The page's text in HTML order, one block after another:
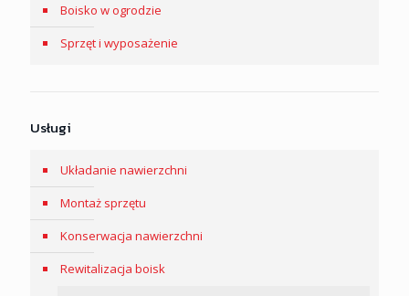
Boisko w ogrodzie
Sprzęt i wyposażenie
Usługi
Układanie nawierzchni
Montaż sprzętu
Konserwacja nawierzchni
Rewitalizacja boisk